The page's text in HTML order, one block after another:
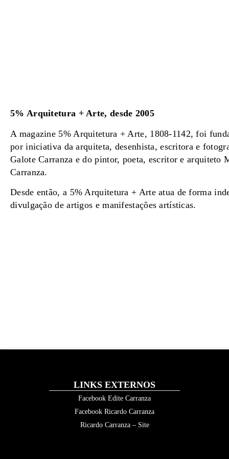
5% Arquitetura + Arte, desde 2005
A magazine 5% Arquitetura + Arte, 1808-1142, foi
por iniciativa da arquiteta, desenhista, escritora e
Galote Carranza e do pintor, poeta, escritor e arquiteto
Carranza.
Desde então, a 5% Arquitetura + Arte atua de forma
divulgação de artigos e manifestações artísticas.
LINKS EXTERNOS
Facebook Edite Carranza
Facebook Ricardo Carranza
Ricardo Carranza – Site